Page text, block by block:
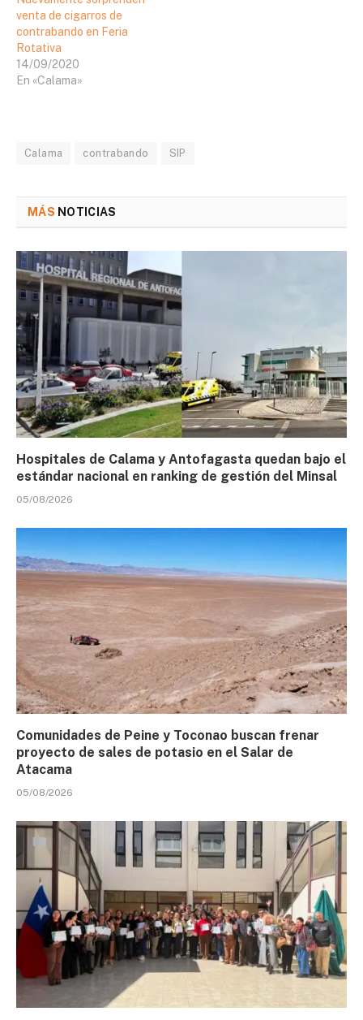
venta de cigarros de
contrabando en Feria
Rotativa
14/09/2020
En «Calama»
Calama contrabando SIP
MÁS NOTICIAS
Hospitales de Calama y Antofagasta quedan bajo el
estándar nacional en ranking de gestión del Minsal
05/08/2026
Comunidades de Peine y Toconao buscan frenar
proyecto de sales de potasio en el Salar de
Atacama
05/08/2026